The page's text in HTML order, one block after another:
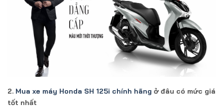
2. Mua xe máy Honda SH 125i chính hãng ở đâu có mức giá
tốt nhất